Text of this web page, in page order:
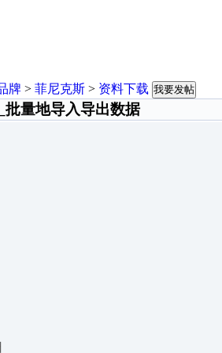
牌 > 菲尼克斯 > 资料下载 我要发帖
量地导入导出数据